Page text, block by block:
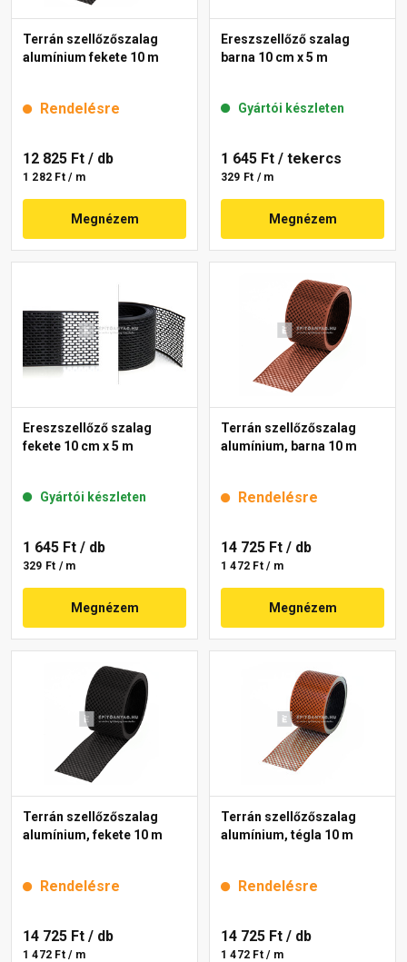
Terrán szellőzőszalag
alumínium fekete 10 m
Rendelésre
12 825 Ft / db
1 282 Ft / m
Megnézem
Ereszszellőző szalag
barna 10 cm x 5 m
Gyártói készleten
1 645 Ft / tekercs
329 Ft / m
Megnézem
Ereszszellőző szalag
fekete 10 cm x 5 m
Gyártói készleten
1 645 Ft / db
329 Ft / m
Megnézem
Terrán szellőzőszalag
alumínium, barna 10 m
Rendelésre
14 725 Ft / db
1 472 Ft / m
Megnézem
Terrán szellőzőszalag
alumínium, fekete 10 m
Rendelésre
14 725 Ft / db
1 472 Ft / m
Terrán szellőzőszalag
alumínium, tégla 10 m
Rendelésre
14 725 Ft / db
1 472 Ft / m